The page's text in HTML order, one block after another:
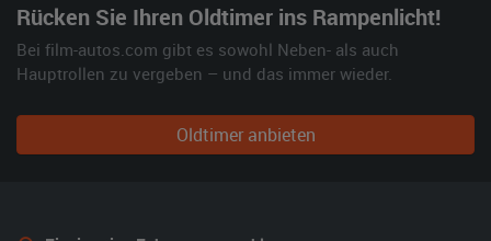
Rücken Sie Ihren Oldtimer ins Rampenlicht!
Bei film-autos.com gibt es sowohl Neben- als auch
Hauptrollen zu vergeben – und das immer wieder.
Oldtimer anbieten